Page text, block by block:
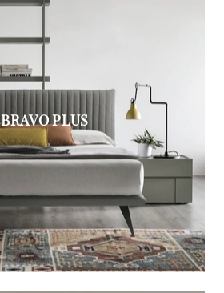
BRAVO PLUS